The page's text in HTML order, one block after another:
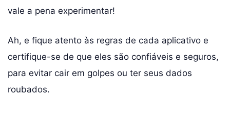
vale a pena experimentar!
Ah, e fique atento às regras de cada aplicativo e
certifique-se de que eles são confiáveis e seguros,
para evitar cair em golpes ou ter seus dados
roubados.